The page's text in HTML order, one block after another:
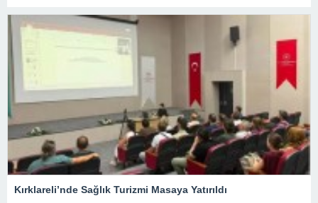
Kırklareli’nde Sağlık Turizmi Masaya Yatırıldı